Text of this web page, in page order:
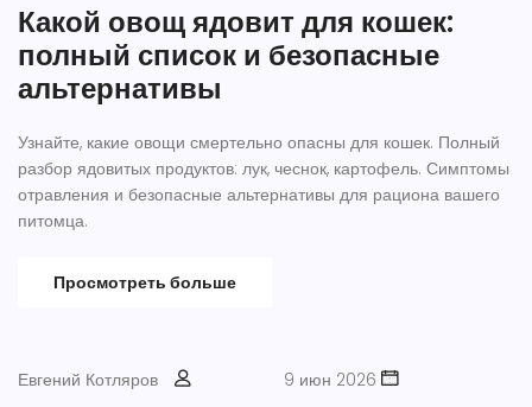
Какой овощ ядовит для кошек:
полный список и безопасные
альтернативы
Узнайте, какие овощи смертельно опасны для кошек. Полный
разбор ядовитых продуктов: лук, чеснок, картофель. Симптомы
отравления и безопасные альтернативы для рациона вашего
питомца.
Просмотреть больше
Евгений Котляров
9 июн 2026